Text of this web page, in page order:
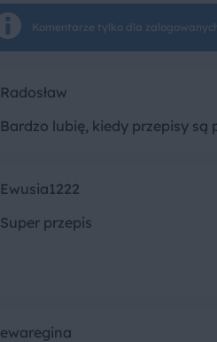
Komentarze tylko dla
Radosław
Bardzo lubię, kiedy przepisy są
Ewusia1222
Super przepis
ewaregina